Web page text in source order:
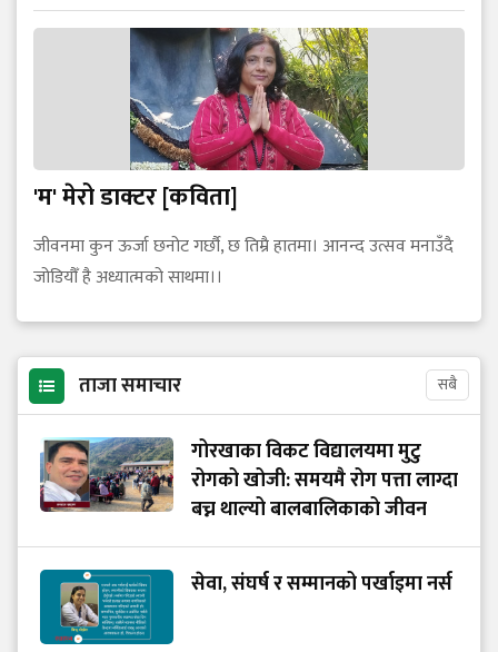
'म' मेरो डाक्टर [कविता]
जीवनमा कुन ऊर्जा छनोट गर्छौ, छ तिम्रै हातमा। आनन्द उत्सव मनाउँदै
जोडियौँ है अध्यात्मको साथमा।।
ताजा समाचार सबै
गोरखाका विकट विद्यालयमा मुटु
रोगको खोजी: समयमै रोग पत्ता लाग्दा
बच्न थाल्यो बालबालिकाको जीवन
सेवा, संघर्ष र सम्मानको पर्खाइमा नर्स